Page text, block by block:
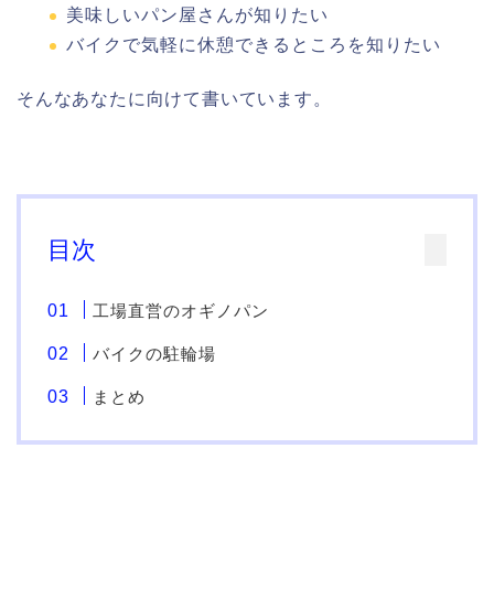
美味しいパン屋さんが知りたい
バイクで気軽に休憩できるところを知りたい
そんなあなたに向けて書いています。
目次
工場直営のオギノパン
バイクの駐輪場
まとめ